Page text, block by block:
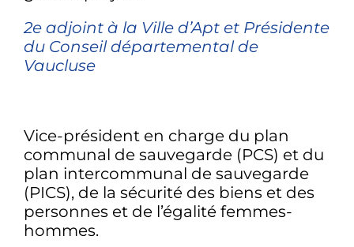
2e adjoint à la Ville d’Apt et Présidente
du Conseil départemental de
Vaucluse
Vice-président en charge du plan
communal de sauvegarde (PCS) et du
plan intercommunal de sauvegarde
(PICS), de la sécurité des biens et des
personnes et de l’égalité femmes-
hommes.